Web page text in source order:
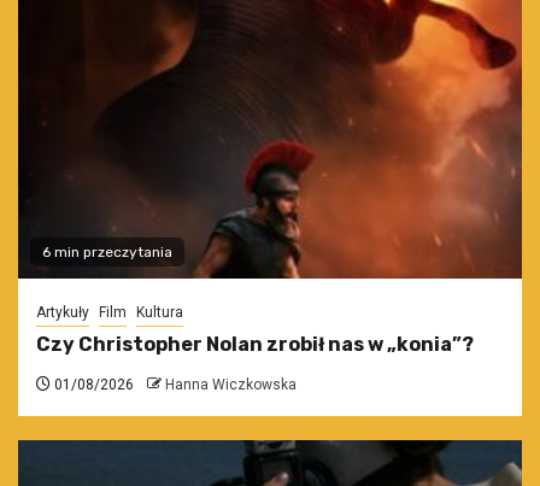
6 min przeczytania
Artykuły Film Kultura
Czy Christopher Nolan zrobił nas w „konia”?
01/08/2026 Hanna Wiczkowska